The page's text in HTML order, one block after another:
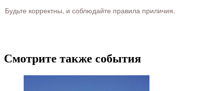
Будьте корректны, и соблюдайте правила приличия.
Смотрите также события